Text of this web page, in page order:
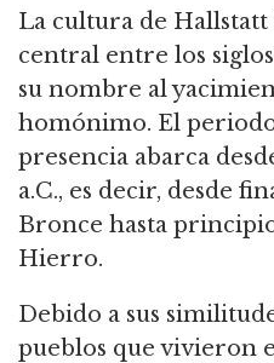
La cultura de
central entre los
su nombre al
homónimo. El
presencia abarca
a.C., es decir, desde
Bronce hasta
Hierro.
Debido a sus
pueblos que vivieron